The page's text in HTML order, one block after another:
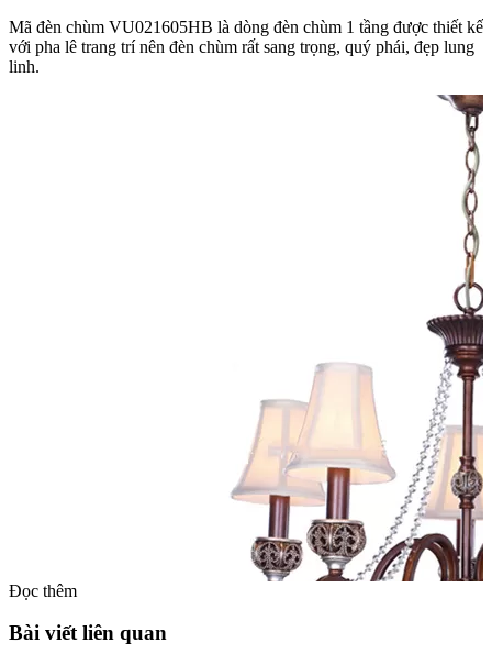
Mã đèn chùm VU021605HB là dòng đèn chùm 1 tầng được thiết kế
với pha lê trang trí nên đèn chùm rất sang trọng, quý phái, đẹp lung
linh.
Đọc thêm
Bài viết liên quan